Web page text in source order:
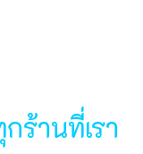
ร้านที่เรา